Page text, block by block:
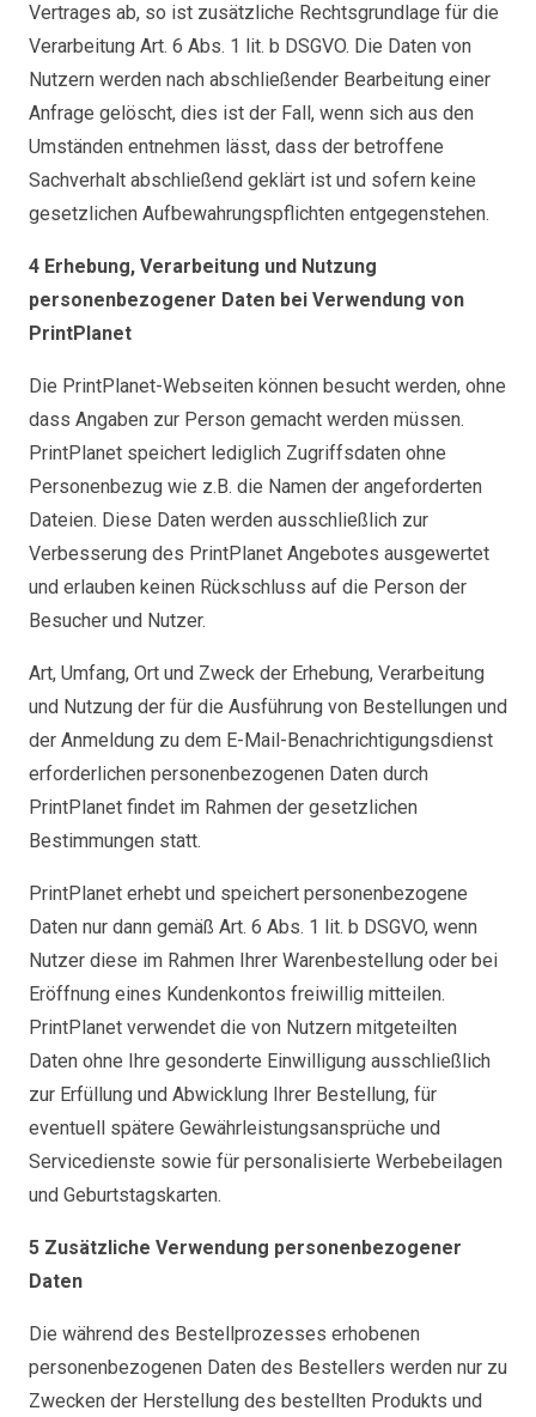
Vertrages ab, so ist zusätzliche Rechtsgrundlage für die
Verarbeitung Art. 6 Abs. 1 lit. b DSGVO. Die Daten von
Nutzern werden nach abschließender Bearbeitung einer
Anfrage gelöscht, dies ist der Fall, wenn sich aus den
Umständen entnehmen lässt, dass der betroffene
Sachverhalt abschließend geklärt ist und sofern keine
gesetzlichen Aufbewahrungspflichten entgegenstehen.
4 Erhebung, Verarbeitung und Nutzung
personenbezogener Daten bei Verwendung von
PrintPlanet
Die PrintPlanet-Webseiten können besucht werden, ohne
dass Angaben zur Person gemacht werden müssen.
PrintPlanet speichert lediglich Zugriffsdaten ohne
Personenbezug wie z.B. die Namen der angeforderten
Dateien. Diese Daten werden ausschließlich zur
Verbesserung des PrintPlanet Angebotes ausgewertet
und erlauben keinen Rückschluss auf die Person der
Besucher und Nutzer.
Art, Umfang, Ort und Zweck der Erhebung, Verarbeitung
und Nutzung der für die Ausführung von Bestellungen und
der Anmeldung zu dem E-Mail-Benachrichtigungsdienst
erforderlichen personenbezogenen Daten durch
PrintPlanet findet im Rahmen der gesetzlichen
Bestimmungen statt.
PrintPlanet erhebt und speichert personenbezogene
Daten nur dann gemäß Art. 6 Abs. 1 lit. b DSGVO, wenn
Nutzer diese im Rahmen Ihrer Warenbestellung oder bei
Eröffnung eines Kundenkontos freiwillig mitteilen.
PrintPlanet verwendet die von Nutzern mitgeteilten
Daten ohne Ihre gesonderte Einwilligung ausschließlich
zur Erfüllung und Abwicklung Ihrer Bestellung, für
eventuell spätere Gewährleistungsansprüche und
Servicedienste sowie für personalisierte Werbebeilagen
und Geburtstagskarten.
5 Zusätzliche Verwendung personenbezogener
Daten
Die während des Bestellprozesses erhobenen
personenbezogenen Daten des Bestellers werden nur zu
Zwecken der Herstellung des bestellten Produkts und